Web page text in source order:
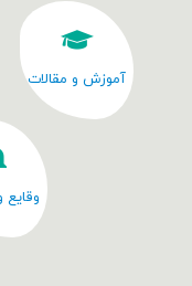
آموزش و مقالات
وقایع